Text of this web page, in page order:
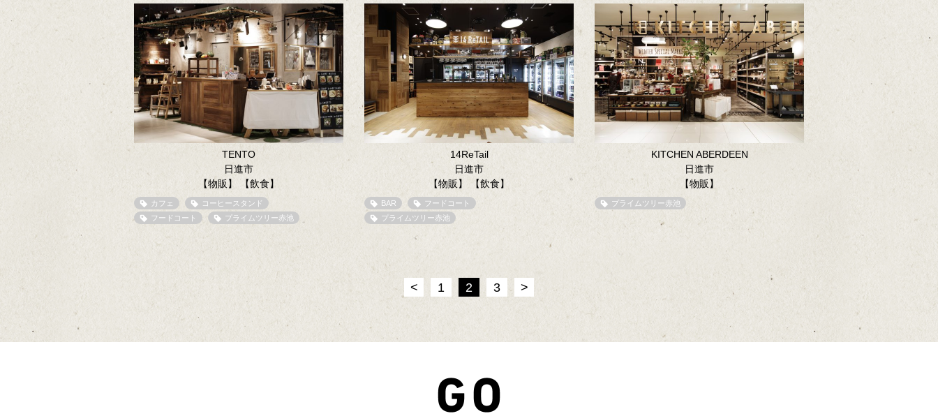
TENTO
日進市
【物販】
【飲食】
カフェ
コーヒースタンド
フードコート
プライムツリー赤池
14ReTail
日進市
【物販】
【飲食】
BAR
フードコート
プライムツリー赤池
KITCHEN ABERDEEN
日進市
【物販】
プライムツリー赤池
< 1 2 3 >